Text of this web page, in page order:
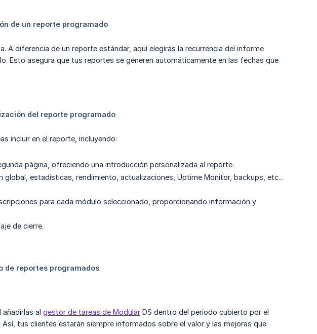
A diferencia de un reporte estándar, aquí elegirás la recurrencia del informe
Esto asegura que tus reportes se generen automáticamente en las fechas que
incluir en el reporte, incluyendo:
página, ofreciendo una introducción personalizada al reporte.
global, estadísticas, rendimiento, actualizaciones, Uptime Monitor, backups, etc...
para cada módulo seleccionado, proporcionando información y
de cierre.
al gestor de tareas de Modular DS dentro del periodo cubierto por el
tus clientes estarán siempre informados sobre el valor y las mejoras que